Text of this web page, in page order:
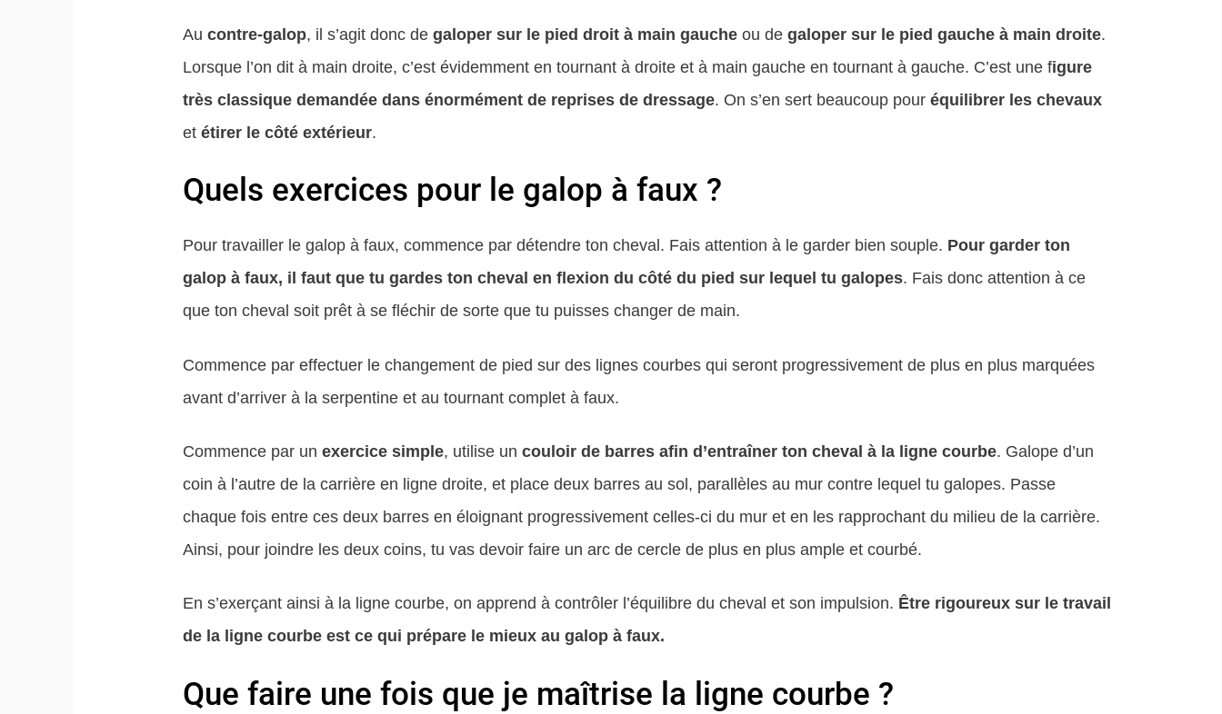
Aucontre-galop, il s’agit donc degaloper sur le pied droit à main gauche ou degaloper sur le pied gauche à main droite.
Lorsque l’on dit à main droite, c’est évidemment en tournant à droite et à main gauche en tournant à gauche. C’est une figure
très classique demandée dans énormément de reprises de dressage. On s’en sert beaucoup pouréquilibrer les chevaux
etétirer le côté extérieur.
Quels exercices pour le galop à faux ?
Pour travailler le galop à faux, commence par détendre ton cheval. Fais attention à le garder bien souple. Pour garder ton
galop à faux, il faut que tu gardes ton cheval en flexion du côté du pied sur lequel tu galopes. Fais donc attention à ce
que ton cheval soit prêt à se fléchir de sorte que tu puisses changer de main.
Commence par effectuer le changement de pied sur des lignes courbes qui seront progressivement de plus en plus marquées
avant d’arriver à la serpentine et au tournant complet à faux.
Commence par unexercice simple, utilise uncouloir de barres afin d’entraîner ton cheval à la ligne courbe. Galope d’un
coin à l’autre de la carrière en ligne droite, et place deux barres au sol, parallèles au mur contre lequel tu galopes. Passe
chaque fois entre ces deux barres en éloignant progressivement celles-ci du mur et en les rapprochant du milieu de la carrière.
Ainsi, pour joindre les deux coins, tu vas devoir faire un arc de cercle de plus en plus ample et courbé.
En s’exerçant ainsi à la ligne courbe, on apprend à contrôler l’équilibre du cheval et son impulsion. Être rigoureux sur le travail
de la ligne courbe est ce qui prépare le mieux au galop à faux.
Que faire une fois que je maîtrise la ligne courbe ?